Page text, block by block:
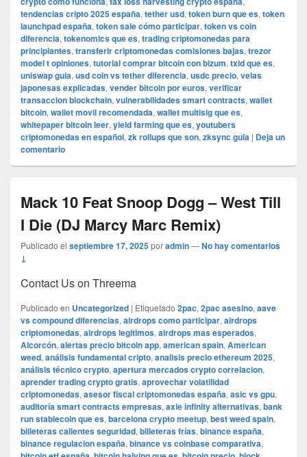
tendencias cripto 2025 españa, tether usd, token burn que es, token
launchpad españa, token sale cómo participar, token vs coin
diferencia, tokenomics que es, trading criptomonedas para
principiantes, transferir criptomonedas comisiones bajas, trezor
model t opiniones, tutorial comprar bitcoin con bizum, txid que es,
uniswap guia, usd coin vs tether diferencia, usdc precio, velas
japonesas explicadas, vender bitcoin por euros, verificar
transaccion blockchain, vulnerabilidades smart contracts, wallet
bitcoin, wallet movil recomendada, wallet multisig que es,
whitepaper bitcoin leer, yield farming que es, youtubers
criptomonedas en español, zk rollups que son, zksync guia | Deja un
comentario
Mack 10 Feat Snoop Dogg – West Till
I Die (DJ Marcy Marc Remix)
Publicado el septiembre 17, 2025poradmin—No hay comentarios
↓
Contact Us on Threema
Publicado en Uncategorized | Etiquetado 2pac, 2pac asesino, aave
vs compound diferencias, airdrops como participar, airdrops
criptomonedas, airdrops legitimos, airdrops mas esperados,
Alcorcón, alertas precio bitcoin app, american spain, American
weed, análisis fundamental cripto, analisis precio ethereum 2025,
análisis técnico crypto, apertura mercados crypto correlacion,
aprender trading crypto gratis, aprovechar volatilidad
criptomonedas, asesor fiscal criptomonedas españa, asic vs gpu,
auditoría smart contracts empresas, axie infinity alternativas, bank
run stablecoin que es, barcelona crypto meetup, best weed spain,
billeteras calientes seguridad, billeteras frías, binance españa,
binance regulacion españa, binance vs coinbase comparativa,